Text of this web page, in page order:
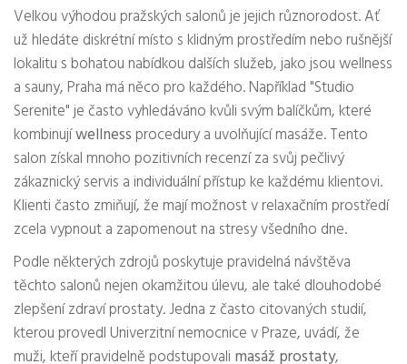
Velkou výhodou pražských salonů je jejich různorodost. Ať
už hledáte diskrétní místo s klidným prostředím nebo rušnější
lokalitu s bohatou nabídkou dalších služeb, jako jsou wellness
a sauny, Praha má něco pro každého. Například "Studio
Serenite" je často vyhledáváno kvůli svým balíčkům, které
kombinujíwellness procedury a uvolňující masáže. Tento
salon získal mnoho pozitivních recenzí za svůj pečlivý
zákaznický servis a individuální přístup ke každému klientovi.
Klienti často zmiňují, že mají možnost v relaxačním prostředí
zcela vypnout a zapomenout na stresy všedního dne.
Podle některých zdrojů poskytuje pravidelná návštěva
těchto salonů nejen okamžitou úlevu, ale také dlouhodobé
zlepšení zdraví prostaty. Jedna z často citovaných studií,
kterou provedl Univerzitní nemocnice v Praze, uvádí, že
muži, kteří pravidelně podstupovali masáž prostaty,